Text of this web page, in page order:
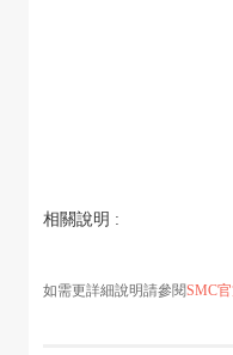
相關說明 :
如需更詳細說明請參閱SMC